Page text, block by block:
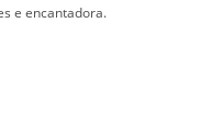
e encantadora.